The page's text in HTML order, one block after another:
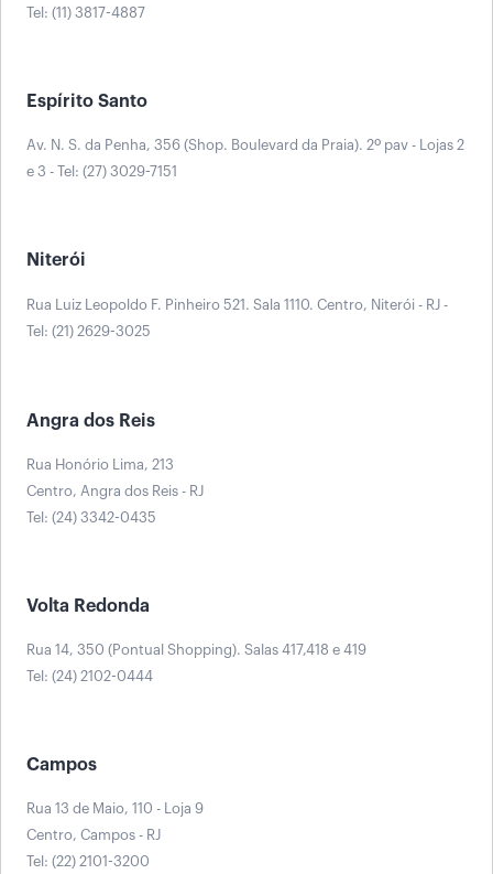
Tel: (11) 3817-4887
Espírito Santo
Av. N. S. da Penha, 356 (Shop. Boulevard da Praia). 2º pav - Lojas 2
e 3 - Tel: (27) 3029-7151
Niterói
Rua Luiz Leopoldo F. Pinheiro 521. Sala 1110. Centro, Niterói - RJ -
Tel: (21) 2629-3025
Angra dos Reis
Rua Honório Lima, 213
Centro, Angra dos Reis - RJ
Tel: (24) 3342-0435
Volta Redonda
Rua 14, 350 (Pontual Shopping). Salas 417,418 e 419
Tel: (24) 2102-0444
Campos
Rua 13 de Maio, 110 - Loja 9
Centro, Campos - RJ
Tel: (22) 2101-3200